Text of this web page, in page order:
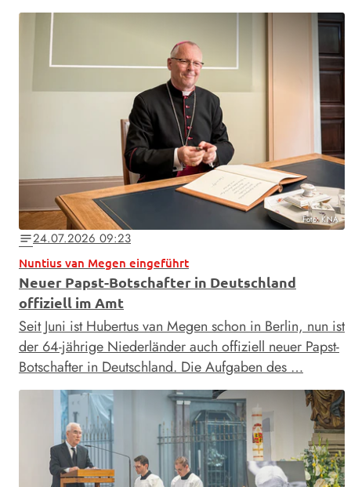
Foto: KNA
notes24.07.2026 09:23
Nuntius van Megen eingeführt
Neuer Papst-Botschafter in Deutschland
offiziell im Amt
Seit Juni ist Hubertus van Megen schon in Berlin, nun ist
der 64-jährige Niederländer auch offiziell neuer Papst-
Botschafter in Deutschland. Die Aufgaben des …